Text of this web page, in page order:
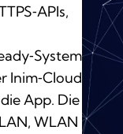
Inim‑Cloud
App. Die
WLAN